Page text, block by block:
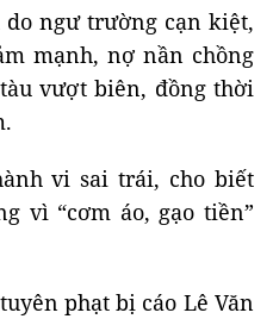
ngư trường cạn kiệt,
mạnh, nợ nần chồng
vượt biên, đồng thời
vi sai trái, cho biết
vì “cơm áo, gạo tiền”
phạt bị cáo Lê Văn